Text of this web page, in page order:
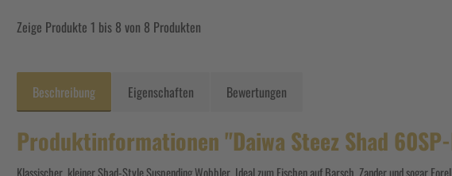
Zeige Produkte 1 bis 8 von 8 Produkten
Beschreibung Eigenschaften Bewertungen
Produktinformationen "Daiwa Steez Shad